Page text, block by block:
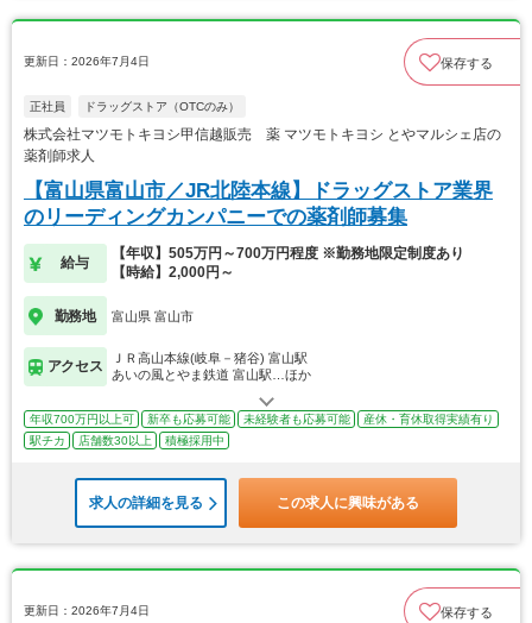
更新日：2026年7月4日 保存する
正社員 ドラッグストア（OTCのみ）
株式会社マツモトキヨシ甲信越販売 薬 マツモトキヨシ とやマルシェ店の
薬剤師求人
【富山県富山市／JR北陸本線】ドラッグストア業界
のリーディングカンパニーでの薬剤師募集
給与
【年収】505万円～700万円程度 ※勤務地限定制度あり
【時給】2,000円～
勤務地 富山県 富山市
アクセス
ＪＲ高山本線(岐阜－猪谷) 富山駅
あいの風とやま鉄道 富山駅…ほか
年収700万円以上可 新卒も応募可能 未経験者も応募可能
産休・育休取得実績有り
駅チカ
店舗数30以上 積極採用中
求人の詳細を見る この求人に興味がある
更新日：2026年7月4日 保存する